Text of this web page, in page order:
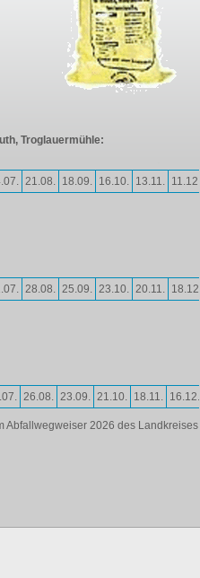
Troglauermühle:
21.08. 18.09. 16.10. 13.11. 11.12.
28.08. 25.09. 23.10. 20.11. 18.12.
26.08. 23.09. 21.10. 18.11. 16.12.
Abfallwegweiser 2026 des Landkreises